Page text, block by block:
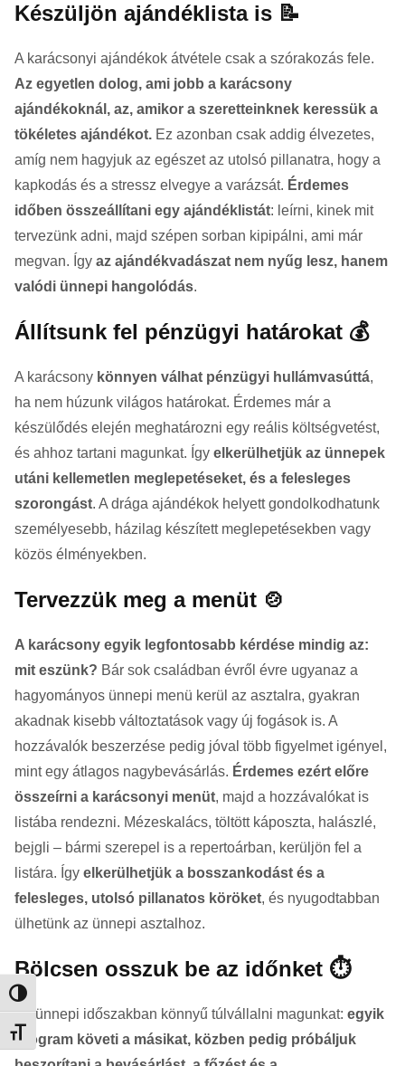
Nagy kontraszt váltása
Betűméret váltása
Készüljön ajándéklista is 📝
A karácsonyi ajándékok átvétele csak a szórakozás fele.
Az egyetlen dolog, ami jobb a karácsony
ajándékoknál, az, amikor a szeretteinknek keressük a
tökéletes ajándékot. Ez azonban csak addig élvezetes,
amíg nem hagyjuk az egészet az utolsó pillanatra, hogy a
kapkodás és a stressz elvegye a varázsát. Érdemes
időben összeállítani egy ajándéklistát: leírni, kinek mit
tervezünk adni, majd szépen sorban kipipálni, ami már
megvan. Így az ajándékvadászat nem nyűg lesz, hanem
valódi ünnepi hangolódás.
Állítsunk fel pénzügyi határokat 💰
A karácsony könnyen válhat pénzügyi hullámvasúttá,
ha nem húzunk világos határokat. Érdemes már a
készülődés elején meghatározni egy reális költségvetést,
és ahhoz tartani magunkat. Így elkerülhetjük az ünnepek
utáni kellemetlen meglepetéseket, és a felesleges
szorongást. A drága ajándékok helyett gondolkodhatunk
személyesebb, házilag készített meglepetésekben vagy
közös élményekben.
Tervezzük meg a menüt 🍲
A karácsony egyik legfontosabb kérdése mindig az:
mit eszünk? Bár sok családban évről évre ugyanaz a
hagyományos ünnepi menü kerül az asztalra, gyakran
akadnak kisebb változtatások vagy új fogások is. A
hozzávalók beszerzése pedig jóval több figyelmet igényel,
mint egy átlagos nagybevásárlás. Érdemes ezért előre
összeírni a karácsonyi menüt, majd a hozzávalókat is
listába rendezni. Mézeskalács, töltött káposzta, halászlé,
bejgli – bármi szerepel is a repertoárban, kerüljön fel a
listára. Így elkerülhetjük a bosszankodást és a
felesleges, utolsó pillanatos köröket, és nyugodtabban
ülhetünk az ünnepi asztalhoz.
Bölcsen osszuk be az időnket ⏱️
Az ünnepi időszakban könnyű túlvállalni magunkat: egyik
program követi a másikat, közben pedig próbáljuk